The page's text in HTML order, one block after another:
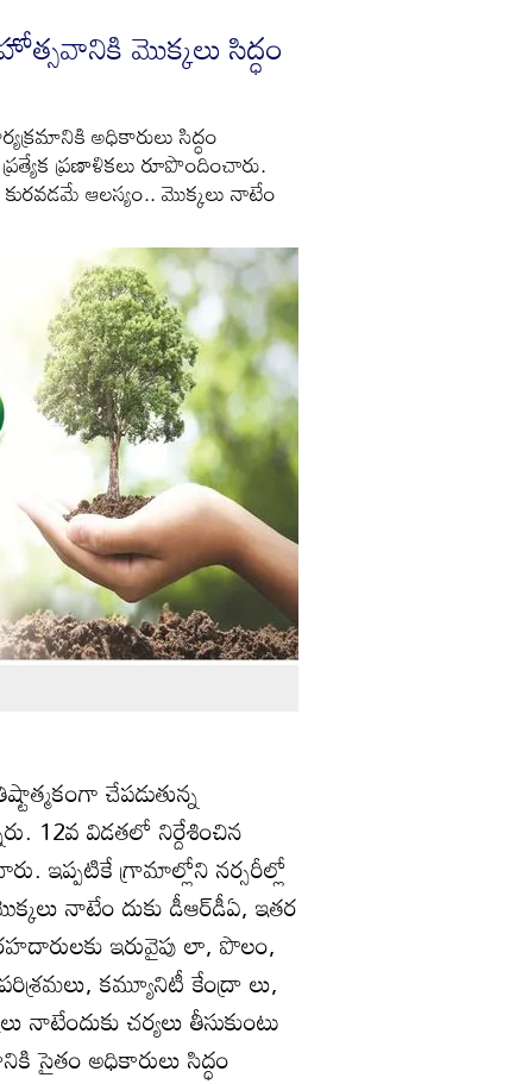
మొక్కలు సిద్ధం
అధికారులు సిద్ధం
ప్రణాళికలు రూపొందించారు.
కురవడమే ఆలస్యం.. మొక్కలు నాటేం
చేపడుతున్న
12వ విడతలో నిర్దేశించిన
ఇప్పటికే గ్రామాల్లోని నర్సరీల్లో
నాటేం దుకు డీఆర్‌డీఏ, ఇతర
ఇరువైపు లా, పొలం,
కమ్యూనిటీ కేంద్రా లు,
చర్యలు తీసుకుంటు
సైతం అధికారులు సిద్ధం